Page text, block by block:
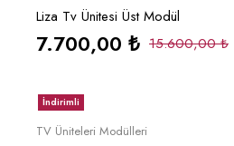
Liza Tv Ünitesi Üst Modül
15.600,00₺
7.700,00 ₺
İndirimli
TV Üniteleri Modülleri